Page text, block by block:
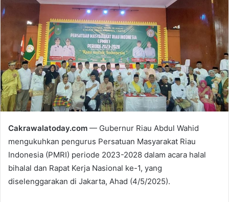
a
e
m
a
i
l
Cakrawalatoday.com — Gubernur Riau Abdul Wahid
mengukuhkan pengurus Persatuan Masyarakat Riau
Indonesia (PMRI) periode 2023-2028 dalam acara halal
bihalal dan Rapat Kerja Nasional ke-1, yang
diselenggarakan di Jakarta, Ahad (4/5/2025).